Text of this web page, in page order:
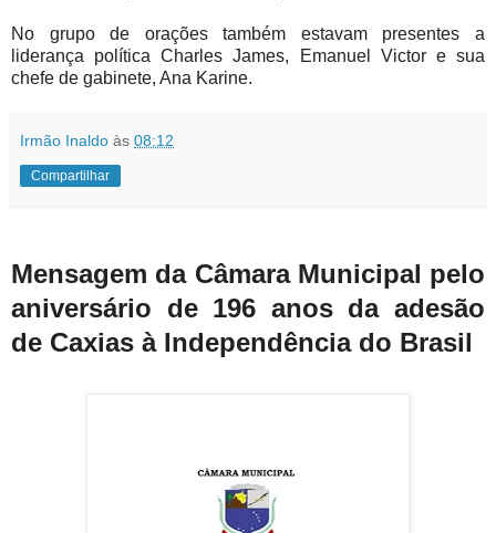
No grupo de orações também estavam presentes a
liderança política Charles James, Emanuel Victor e sua
chefe de gabinete, Ana Karine.
Irmão Inaldo às 08:12
Compartilhar
Mensagem da Câmara Municipal pelo
aniversário de 196 anos da adesão
de Caxias à Independência do Brasil